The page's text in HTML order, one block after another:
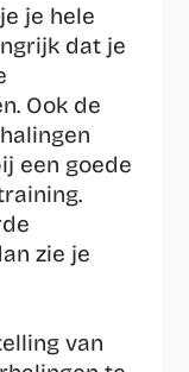
je hele
dat je
Ook de
een goede
zie je
van